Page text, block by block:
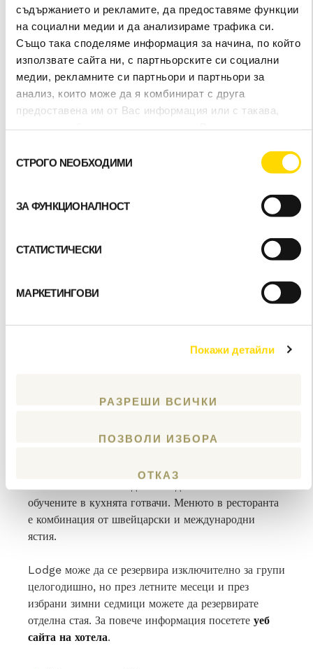
съдържанието и рекламите, да предоставяме функции
на социални медии и да анализираме трафика си.
Също така споделяме информация за начина, по който
използвате сайта ни, с партньорските си социални
медии, рекламните си партньори и партньори за
анализ, които може да я комбинират с друга
предоставена им от Вас информация или с такава,
наСТРОГО NЕОБХОДИМИ
ЗА ФУНКЦИОНАЛНОСТ
СТАТИСТИЧЕСКИ
МАРКЕТИНГОВИ
Покажи детайли
РАЗРЕШИ ВСИЧКИ
ПОЗВОЛИ ИЗБОРА
ОТКАЗ
хубавият подарък,
който някога бих
искал.Мястото беше
невероятно, а хижата
невероятно. Наистина
се чувствах като у
дома далеч от дома
клиентски коментар в Tripadvisor
влезете, тъй като гостите получават приветливо
отворената кухня на The Lodge предоставя
отлична възможност да наблюдавате Michelin
обучените в кухнята готвачи. Менюто в ресторанта
е комбинация от швейцарски и международни
ястия.
Lodge може да се резервира изключително за групи
целогодишно, но през летните месеци и през
избрани зимни седмици можете да резервирате
отделна стая. За повече информация посетете уеб
сайта на хотела.